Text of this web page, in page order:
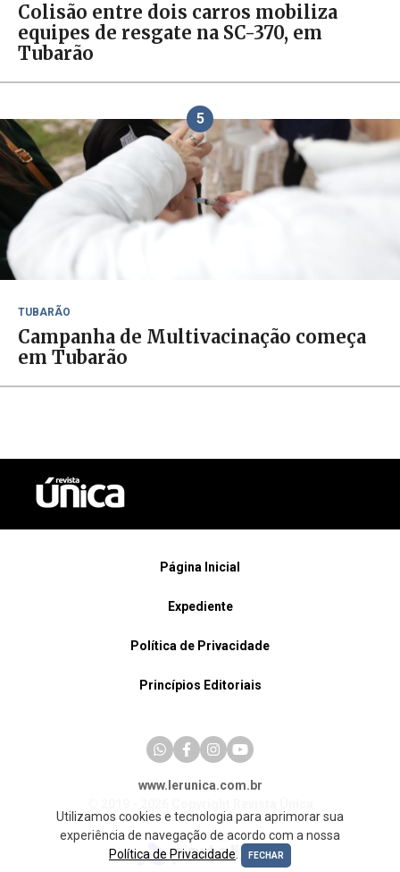
Colisão entre dois carros mobiliza
equipes de resgate na SC-370, em
Tubarão
5
TUBARÃO
Campanha de Multivacinação começa
em Tubarão
Página Inicial
Expediente
Política de Privacidade
Princípios Editoriais
www.lerunica.com.br
Utilizamos cookies e tecnologia para aprimorar sua
experiência de navegação de acordo com a nossa
Política de Privacidade
FECHAR